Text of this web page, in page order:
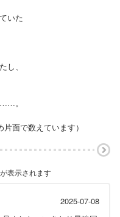
いた
し、
。
面で数えています）
表示されます
2025-07-08